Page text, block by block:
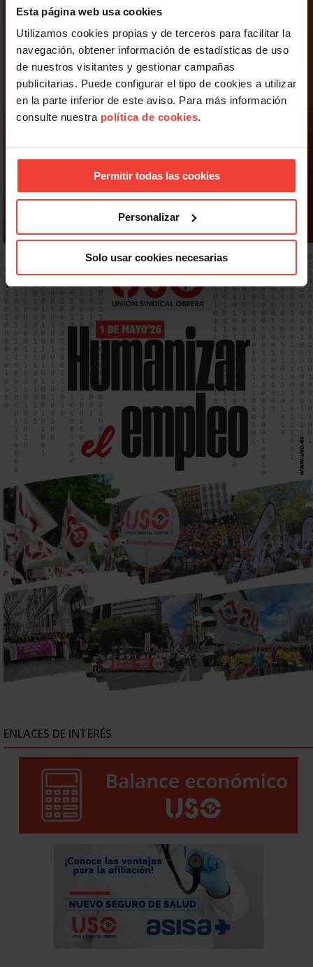
Esta página web usa cookies
Utilizamos cookies propias y de terceros para facilitar la
navegación, obtener información de estadísticas de uso
de nuestros visitantes y gestionar campañas
publicitarias. Puede configurar el tipo de cookies a utilizar
en la parte inferior de este aviso. Para más información
consulte nuestra política de cookies.
Permitir todas las cookies
Personalizar
Solo usar cookies necesarias
ENLACES DE INTERÉS